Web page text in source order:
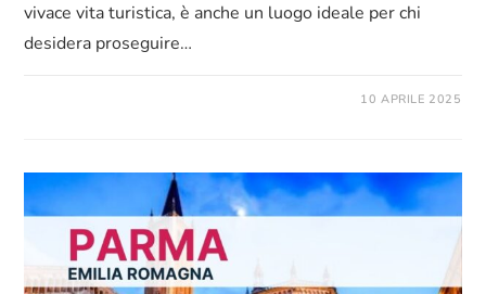
vivace vita turistica, è anche un luogo ideale per chi
desidera proseguire…
10 APRILE 2025